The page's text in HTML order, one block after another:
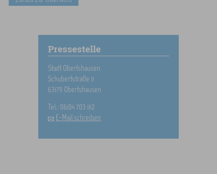
Pressestelle
Stadt Obertshausen
Schubertstraße 11
63179 Obertshausen
Tel.: 06104 703 1112
E-Mail schreiben